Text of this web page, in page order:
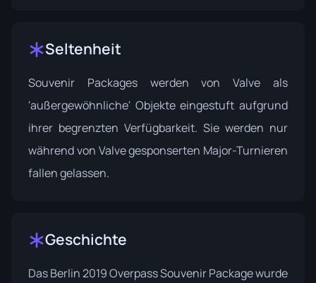
Seltenheit
Souvenir Packages werden von Valve als
'außergewöhnliche' Objekte eingestuft aufgrund
ihrer begrenzten Verfügbarkeit. Sie werden nur
während von Valve gesponserten Major-Turnieren
fallen gelassen.
Geschichte
Das Berlin 2019 Overpass Souvenir Package wurde